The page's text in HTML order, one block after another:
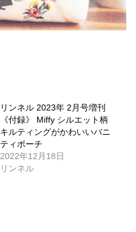
リンネル 2023年 2月号増刊
《付録》 Miffy シルエット柄
キルティングがかわいいバニ
ティポーチ
2022年12月18日
リンネル